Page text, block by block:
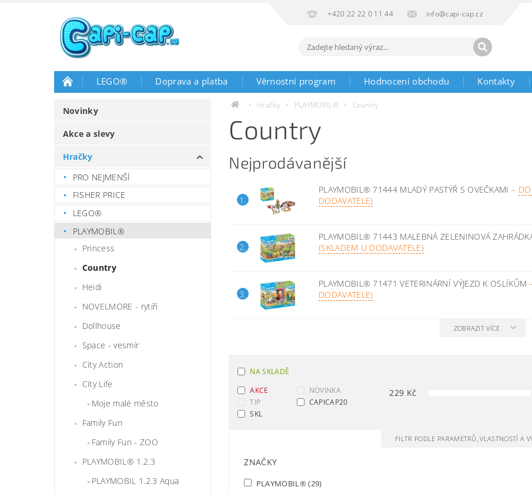
+420 22 22 0 11 44 info@capi-cap.cz
LEGO® Doprava a platba Věrnostní program Hodnocení obchodu Kontakty
Novinky
Akce a slevy
Hračky
PRO NEJMENŠÍ
FISHER PRICE
LEGO®
PLAYMOBIL®
Princess
Country
Heidi
NOVELMORE - rytíři
Dollhouse
Space - vesmír
City Action
City Life
Moje malé město
Family Fun
Family Fun - ZOO
PLAYMOBIL® 1.2.3
PLAYMOBIL 1.2.3 Aqua
Hračky PLAYMOBIL® Country
Country
Nejprodávanější
1.
PLAYMOBIL® 71444 MLADÝ PASTÝŘ S OVEČKAMI–
DODAVATELE)
2.
PLAYMOBIL® 71443 MALEBNÁ ZELENINOVÁ
(SKLADEM U DODAVATELE)
3.
PLAYMOBIL® 71471 VETERINÁRNÍ VÝJEZD K OSLÍKŮM
DODAVATELE)
ZOBRAZIT VÍCE
NA SKLADĚ
AKCE
NOVINKA
TIP
CAPICAP20
SKL
229 Kč
FILTR PODLE PARAMETRŮ, VLASTNOSTÍ A
ZNAČKY
PLAYMOBIL®(29)